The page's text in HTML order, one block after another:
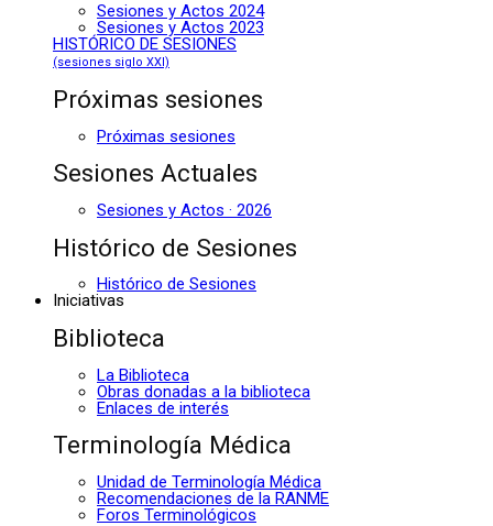
Sesiones y Actos 2024
Sesiones y Actos 2023
HISTÓRICO DE SESIONES
(sesiones siglo XXI)
Próximas sesiones
Próximas sesiones
Sesiones Actuales
Sesiones y Actos · 2026
Histórico de Sesiones
Histórico de Sesiones
Iniciativas
Biblioteca
La Biblioteca
Obras donadas a la biblioteca
Enlaces de interés
Terminología Médica
Unidad de Terminología Médica
Recomendaciones de la RANME
Foros Terminológicos